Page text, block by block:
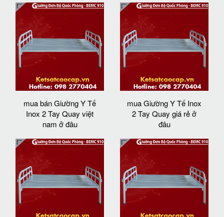
mua bán Giường Y Tế
Inox 2 Tay Quay việt
nam ở đâu
mua Giường Y Tế Inox
2 Tay Quay giá rẻ ở
đâu